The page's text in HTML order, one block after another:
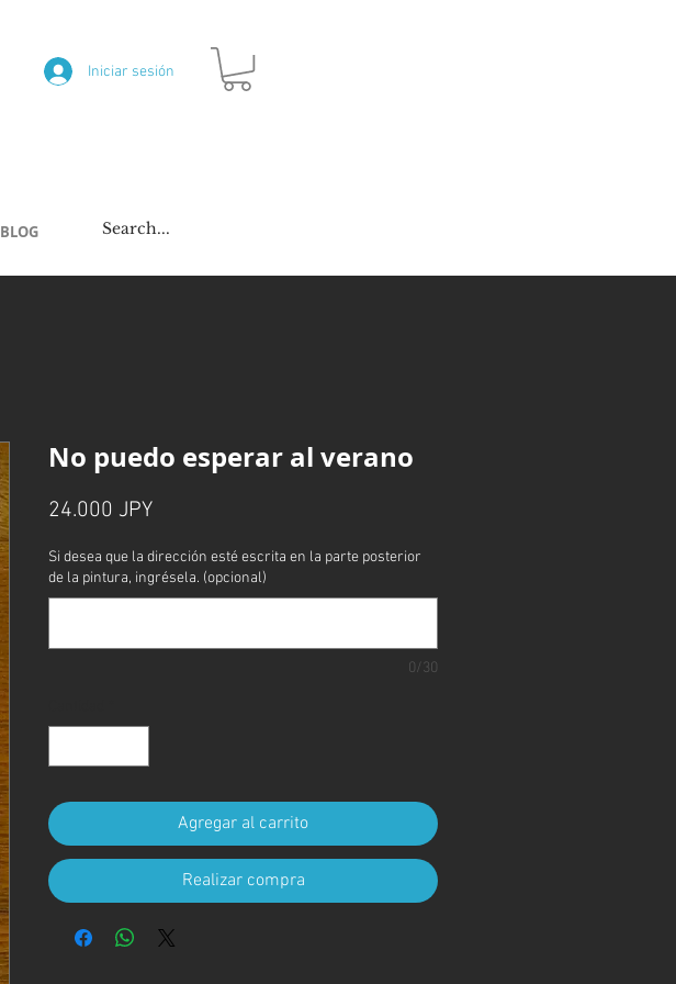
Iniciar sesión
BLOG
No puedo esperar al verano
24.000 JPYPrecio
Si desea que la dirección esté escrita en la parte posterior
de la pintura, ingrésela. (opcional)
0/30
Agregar al carrito
Realizar compra